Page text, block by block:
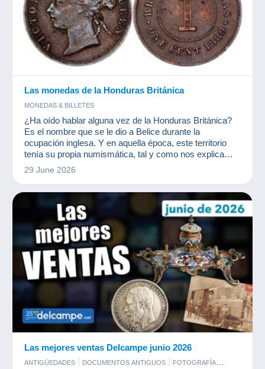
Las monedas de la Honduras Británica
MONEDAS & BILLETES
¿Ha oído hablar alguna vez de la Honduras Británica?
Es el nombre que se le dio a Belice durante la
ocupación inglesa. Y en aquella época, este territorio
tenía su propia numismática, tal y como nos explica
aquí Pier2.
29 June 2026
Las mejores ventas Delcampe junio 2026
ANTIGÜEDADES DOCUMENTOS ANTIGUOS
FOTOGRAFÍA